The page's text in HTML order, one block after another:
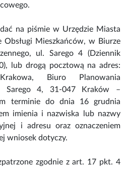
na piśmie w Urzędzie Miasta
Mieszkańców, w Biurze
ul. Sarego 4 (Dziennik
lub drogą pocztową na adres:
Biuro Planowania
Sarego 4, 31-047 Kraków –
terminie do dnia 16 grudnia
imienia i nazwiska lub nazwy
i adresu oraz oznaczeniem
wniosek dotyczy.
zgodnie z art. 17 pkt. 4